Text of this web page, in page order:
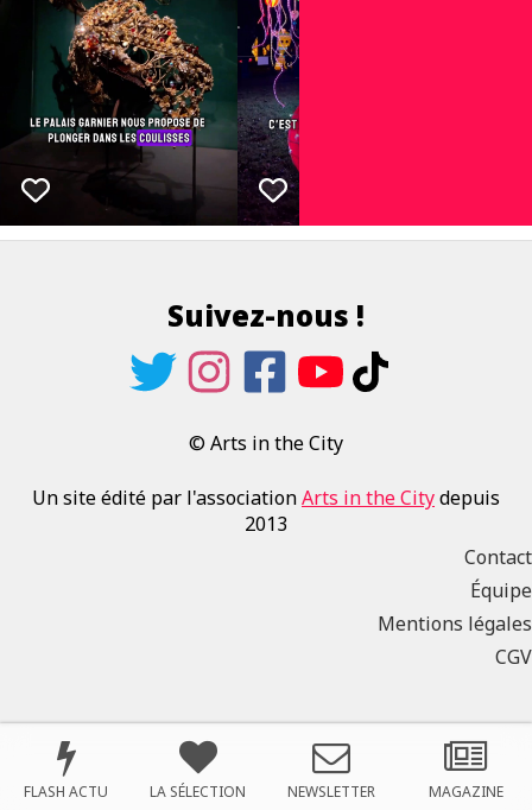
Suivez-nous !
© Arts in the City
Un site édité par l'associationArts in the Citydepuis
2013
Contact
Équipe
Mentions légales
CGV
FLASH ACTU LA SÉLECTION NEWSLETTER MAGAZINE